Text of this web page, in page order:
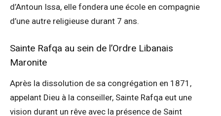
d’Antoun Issa, elle fondera une école en compagnie
d’une autre religieuse durant 7 ans.
Sainte Rafqa au sein de l’Ordre Libanais
Maronite
Après la dissolution de sa congrégation en 1871,
appelant Dieu à la conseiller, Sainte Rafqa eut une
vision durant un rêve avec la présence de Saint